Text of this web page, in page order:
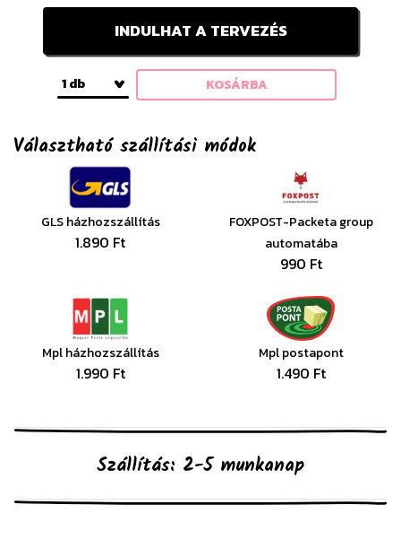
INDULHAT A TERVEZÉS
1 db KOSÁRBA
Választható szállítási módok
GLS házhozszállítás
1.890 Ft
FOXPOST-Packeta group
automatába
990 Ft
Mpl házhozszállítás
1.990 Ft
Mpl postapont
1.490 Ft
Szállítás: 2-5 munkanap